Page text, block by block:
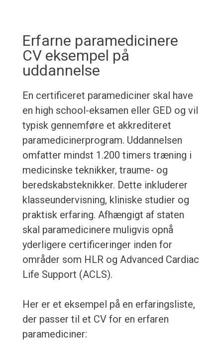
Erfarne paramedicinere
CV eksempel på
uddannelse
En certificeret paramediciner skal have
en high school-eksamen eller GED og vil
typisk gennemføre et akkrediteret
paramedicinerprogram. Uddannelsen
omfatter mindst 1.200 timers træning i
medicinske teknikker, traume- og
beredskabsteknikker. Dette inkluderer
klasseundervisning, kliniske studier og
praktisk erfaring. Afhængigt af staten
skal paramedicinere muligvis opnå
yderligere certificeringer inden for
områder som HLR og Advanced Cardiac
Life Support (ACLS).
Her er et eksempel på en erfaringsliste,
der passer til et CV for en erfaren
paramediciner: